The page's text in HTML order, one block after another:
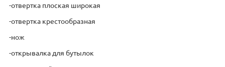
-отвертка плоская широкая
-отвертка крестообразная
-нож
-открывалка для бутылок